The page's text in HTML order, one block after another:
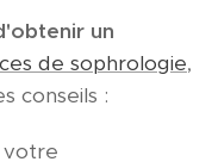
un
de sophrologie,
conseils :
votre